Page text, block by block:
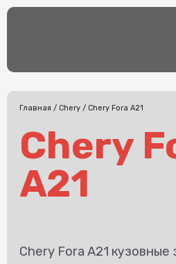
Перейти
Главная / Chery / Chery Fora A21
Chery
A21
Chery Fora A21 кузовные